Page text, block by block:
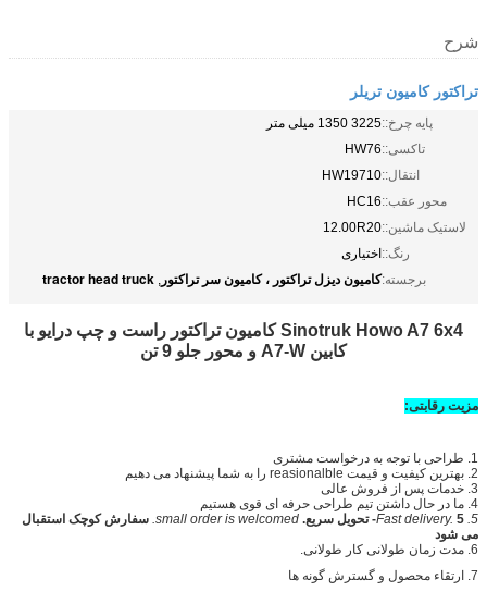
شرح
تراکتور کامیون تریلر
پایه چرخ::3225 1350 میلی متر
تاکسی::HW76
انتقال::HW19710
محور عقب::HC16
لاستیک ماشین::12.00R20
رنگ::اختیاری
برجسته:کامیون دیزل تراکتور ، کامیون سر تراکتور ,
tractor head truck
Sinotruk Howo A7 6x4 کامیون تراکتور راست و چپ درایو با
کابین A7-W و محور جلو 9 تن
مزیت رقابتی:
1. طراحی با توجه به درخواست مشتری
2. بهترین کیفیت و قیمت reasionalble را به شما پیشنهاد می دهیم
3. خدمات پس از فروش عالی
4. ما در حال داشتن تیم طراحی حرفه ای قوی هستیم
5. Fast delivery. 5- تحویل سریع. small order is welcomed. سفارش کوچک استقبال
می شود
6. مدت زمان طولانی کار طولانی.
7. ارتقاء محصول و گسترش گونه ها